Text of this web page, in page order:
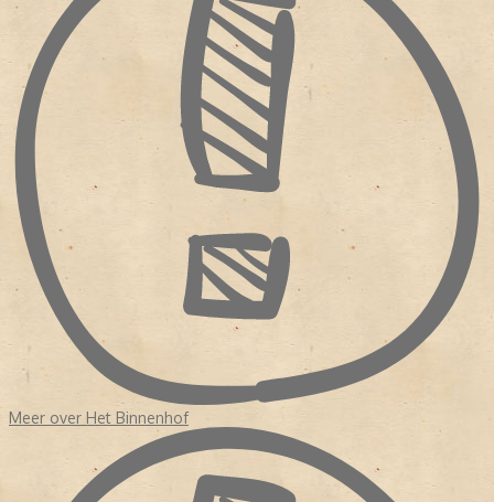
Meer over Het Binnenhof